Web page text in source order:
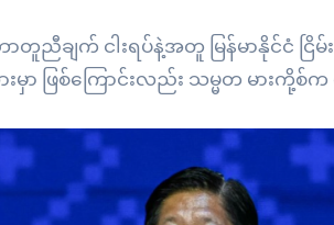
ျက် ငါးရပ်နဲ့အတူ မြန်မာနိုင်ငံ ငြိမ်းခ
မှာ ဖြစ်ကြောင်းလည်း သမ္မတ မားကို့စ်က